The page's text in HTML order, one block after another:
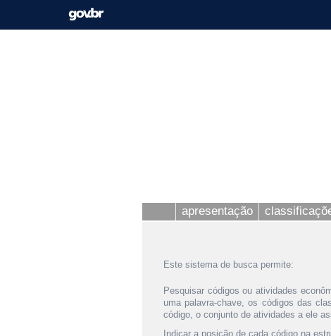
apresentação
Este sistema de busca permite:
Pesquisar códigos ou atividades
uma palavra-chave, os códigos das
código, o conjunto de atividades a ele
Indicar a posição de cada código na